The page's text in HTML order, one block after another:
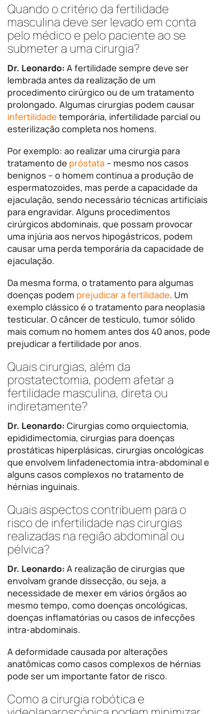
Quando o critério da fertilidade
masculina deve ser levado em conta
pelo médico e pelo paciente ao se
submeter a uma cirurgia?
Dr. Leonardo: A fertilidade sempre deve ser
lembrada antes da realização de um
procedimento cirúrgico ou de um tratamento
prolongado. Algumas cirurgias podem causar
infertilidade temporária, infertilidade parcial ou
esterilização completa nos homens.
Por exemplo: ao realizar uma cirurgia para
tratamento de próstata – mesmo nos casos
benignos – o homem continua a produção de
espermatozoides, mas perde a capacidade da
ejaculação, sendo necessário técnicas artificiais
para engravidar. Alguns procedimentos
cirúrgicos abdominais, que possam provocar
uma injúria aos nervos hipogástricos, podem
causar uma perda temporária da capacidade de
ejaculação.
Da mesma forma, o tratamento para algumas
doenças podem prejudicar a fertilidade. Um
exemplo clássico é o tratamento para neoplasia
testicular. O câncer de testículo, tumor sólido
mais comum no homem antes dos 40 anos, pode
prejudicar a fertilidade por anos.
Quais cirurgias, além da
prostatectomia, podem afetar a
fertilidade masculina, direta ou
indiretamente?
Dr. Leonardo: Cirurgias como orquiectomia,
epididimectomia, cirurgias para doenças
prostáticas hiperplásicas, cirurgias oncológicas
que envolvem linfadenectomia intra-abdominal e
alguns casos complexos no tratamento de
hérnias inguinais.
Quais aspectos contribuem para o
risco de infertilidade nas cirurgias
realizadas na região abdominal ou
pélvica?
Dr. Leonardo: A realização de cirurgias que
envolvam grande dissecção, ou seja, a
necessidade de mexer em vários órgãos ao
mesmo tempo, como doenças oncológicas,
doenças inflamatórias ou casos de infecções
intra-abdominais.
A deformidade causada por alterações
anatômicas como casos complexos de hérnias
pode ser um importante fator de risco.
Como a cirurgia robótica e